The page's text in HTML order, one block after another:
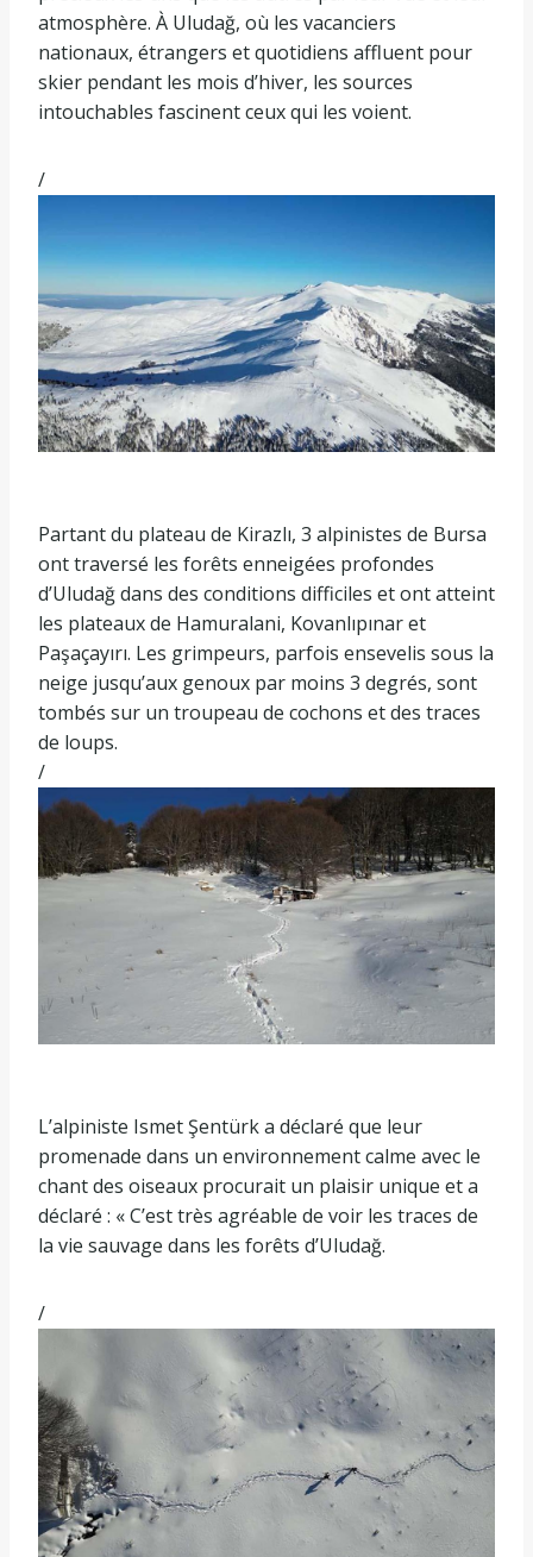
atmosphère. À Uludağ, où les vacanciers
nationaux, étrangers et quotidiens affluent pour
skier pendant les mois d’hiver, les sources
intouchables fascinent ceux qui les voient.
/
Partant du plateau de Kirazlı, 3 alpinistes de Bursa
ont traversé les forêts enneigées profondes
d’Uludağ dans des conditions difficiles et ont atteint
les plateaux de Hamuralani, Kovanlıpınar et
Paşaçayırı. Les grimpeurs, parfois ensevelis sous la
neige jusqu’aux genoux par moins 3 degrés, sont
tombés sur un troupeau de cochons et des traces
de loups.
/
L’alpiniste Ismet Şentürk a déclaré que leur
promenade dans un environnement calme avec le
chant des oiseaux procurait un plaisir unique et a
déclaré : « C’est très agréable de voir les traces de
la vie sauvage dans les forêts d’Uludağ.
/